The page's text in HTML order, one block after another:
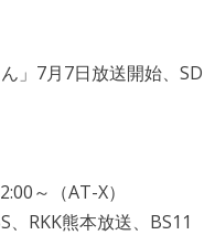
」7月7日放送開始、SD
～（AT-X）
RKK熊本放送、BS11